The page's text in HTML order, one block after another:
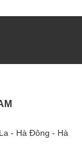
- Hà Đông - Hà